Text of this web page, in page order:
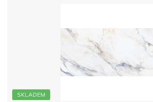
SKLADEM